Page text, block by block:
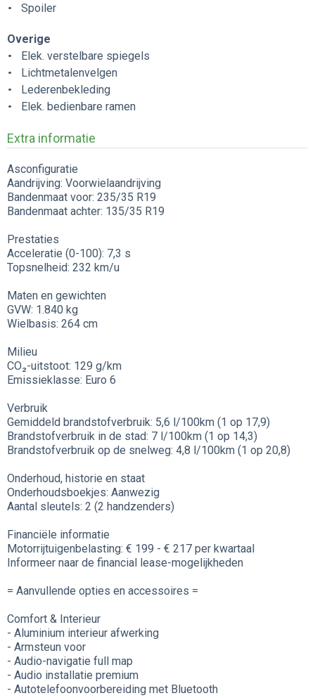
Spoiler
Overige
Elek. verstelbare spiegels
Lichtmetalenvelgen
Lederenbekleding
Elek. bedienbare ramen
Extra informatie
Asconfiguratie
Aandrijving: Voorwielaandrijving
Bandenmaat voor: 235/35 R19
Bandenmaat achter: 135/35 R19
Prestaties
Acceleratie (0-100): 7,3 s
Topsnelheid: 232 km/u
Maten en gewichten
GVW: 1.840 kg
Wielbasis: 264 cm
Milieu
CO₂-uitstoot: 129 g/km
Emissieklasse: Euro 6
Verbruik
Gemiddeld brandstofverbruik: 5,6 l/100km (1 op 17,9)
Brandstofverbruik in de stad: 7 l/100km (1 op 14,3)
Brandstofverbruik op de snelweg: 4,8 l/100km (1 op 20,8)
Onderhoud, historie en staat
Onderhoudsboekjes: Aanwezig
Aantal sleutels: 2 (2 handzenders)
Financiële informatie
Motorrijtuigenbelasting: € 199 - € 217 per kwartaal
Informeer naar de financial lease-mogelijkheden
= Aanvullende opties en accessoires =
Comfort & Interieur
- Aluminium interieur afwerking
- Armsteun voor
- Audio-navigatie full map
- Audio installatie premium
- Autotelefoonvoorbereiding met Bluetooth